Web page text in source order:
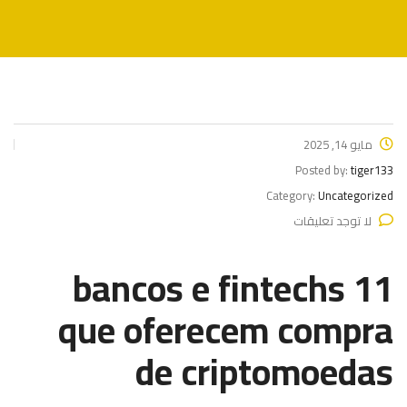
مايو 14, 2025
Posted by:tiger133
Category:Uncategorized
لا توجد تعليقات
11 bancos e fintechs
que oferecem compra
de criptomoedas